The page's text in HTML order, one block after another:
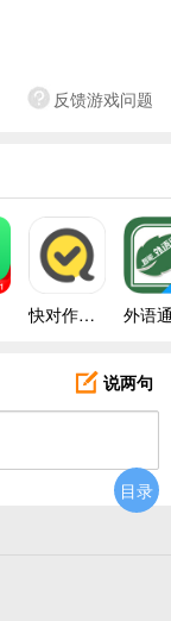
反馈游戏问题
快对作业带答案
说两句
目录